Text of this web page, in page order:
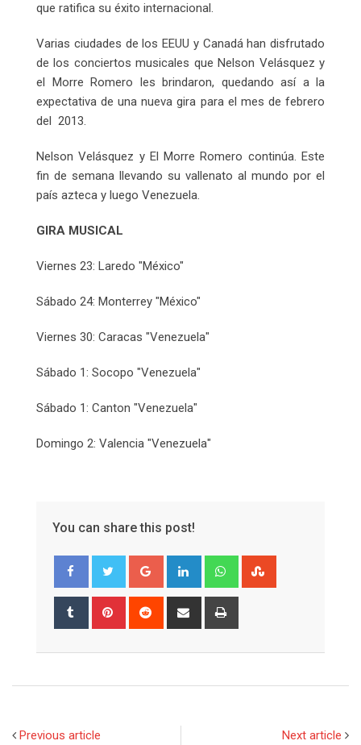
que ratifica su éxito internacional.
Varias ciudades de los EEUU y Canadá han disfrutado
de los conciertos musicales que Nelson Velásquez y
el Morre Romero les brindaron, quedando así a la
expectativa de una nueva gira para el mes de febrero
del 2013.
Nelson Velásquez y El Morre Romero continúa. Este
fin de semana llevando su vallenato al mundo por el
país azteca y luego Venezuela.
GIRA MUSICAL
Viernes 23: Laredo "México"
Sábado 24: Monterrey "México"
Viernes 30: Caracas "Venezuela"
Sábado 1: Socopo "Venezuela"
Sábado 1: Canton "Venezuela"
Domingo 2: Valencia "Venezuela"
You can share this post!
Google+ LinkedIn Whatsapp
Tumblr Pinterest Reddit
Share
Previous article Next article